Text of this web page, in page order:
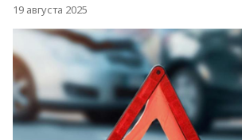
19 августа 2025